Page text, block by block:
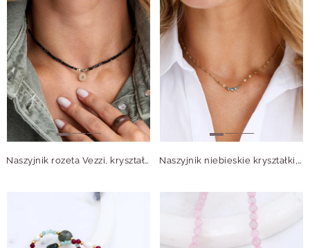
Naszyjnik rozeta Vezzi, kryształki, stal pozłacana S315130Z00 Naszyjnik niebieskie kryształki, stal pozłacana S315621Z04